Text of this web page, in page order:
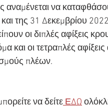
αναμένεται να
της 31 Δεκεμβρίου
οι διπλές αφίξεις
και οι τετραπλές
πλέων.
να δείτε ΕΔΩ